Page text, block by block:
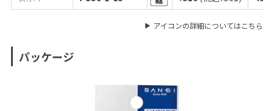
アイコンの詳細についてはこちら
パッケージ